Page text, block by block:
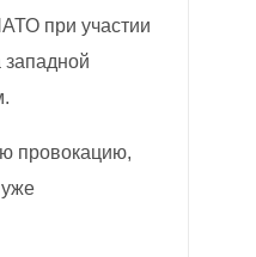
при участии
провокацию,